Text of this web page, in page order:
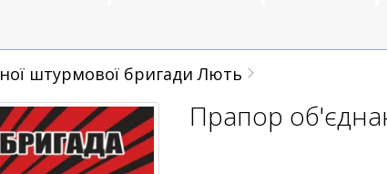
штурмової бригади Лють
Прапор